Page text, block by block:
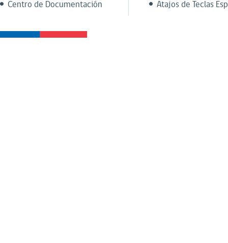
Centro de Documentación
Atajos de Teclas